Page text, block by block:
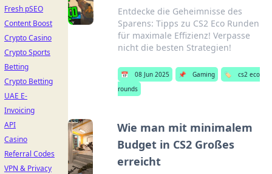
Entdecke die Geheimnisse des
Sparens: Tipps zu CS2 Eco Runden
für maximale Effizienz! Verpasse
nicht die besten Strategien!
📅 08 Jun 2025 📌 Gaming 🏷️
cs2 eco
rounds
Wie man mit minimalem
Budget in CS2 Großes
erreicht
Fresh pSEO
Content Boost
Crypto Casino
Crypto Sports
Betting
Crypto Betting
UAE E-
Invoicing
API
Casino
Referral Codes
VPN & Privacy